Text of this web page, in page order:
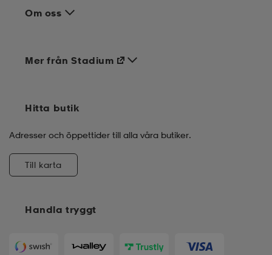
Om oss
Handla tryggt
Mer från Stadium
Hitta butik
Adresser och öppettider till alla våra butiker.
Till karta